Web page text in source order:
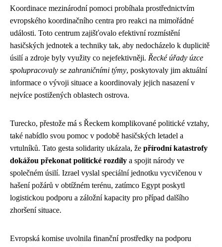
Koordinace mezinárodní pomoci probíhala prostřednictvím
evropského koordinačního centra pro reakci na mimořádné
události. Toto centrum zajišťovalo efektivní rozmístění
hasičských jednotek a techniky tak, aby nedocházelo k duplicitě
úsilí a zdroje byly využity co nejefektivněji. Řecké úřady úzce
spolupracovaly se zahraničními týmy, poskytovaly jim aktuální
informace o vývoji situace a koordinovaly jejich nasazení v
nejvíce postižených oblastech ostrova.
Turecko, přestože má s Řeckem komplikované politické vztahy,
také nabídlo svou pomoc v podobě hasičských letadel a
vrtulníků. Tato gesta solidarity ukázala, že přírodní katastrofy
dokážou překonat politické rozdíly a spojit národy ve
společném úsilí. Izrael vyslal speciální jednotku vycvičenou v
hašení požárů v obtížném terénu, zatímco Egypt poskytl
logistickou podporu a záložní kapacity pro případ dalšího
zhoršení situace.
Evropská komise uvolnila finanční prostředky na podporu